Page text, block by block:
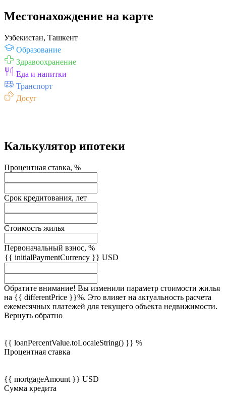
Местонахождение на карте
Узбекистан, Ташкент
Образование
Здравоохранение
Еда и напитки
Транспорт
Досуг
Калькулятор ипотеки
Процентная ставка, %
Срок кредитования, лет
Стоимость жилья
Первоначальный взнос, %
{{ initialPaymentCurrency }} USD
Обратите внимание! Вы изменили параметр стоимости жилья
на {{ differentPrice }}%. Это влияет на актуальность расчета
ежемесячных платежей для текущего объекта недвижимости.
Вернуть обратно
{{ loanPercentValue.toLocaleString() }} %
Процентная ставка
{{ mortgageAmount }} USD
Сумма кредита